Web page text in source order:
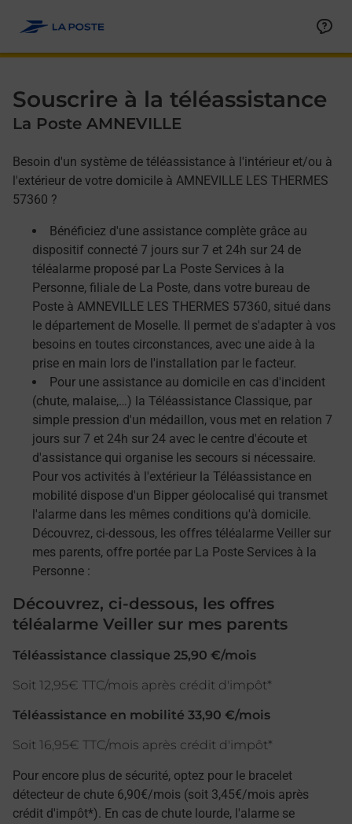
Souscrire à la téléassistance
La Poste AMNEVILLE
Besoin d'un système de téléassistance à l'intérieur et/ou à
l'extérieur de votre domicile à AMNEVILLE LES THERMES
57360 ?
Bénéficiez d'une assistance complète grâce au
dispositif connecté 7 jours sur 7 et 24h sur 24 de
téléalarme proposé par La Poste Services à la
Personne, filiale de La Poste, dans votre bureau de
Poste à AMNEVILLE LES THERMES 57360, situé dans
le département de Moselle. Il permet de s'adapter à vos
besoins en toutes circonstances, avec une aide à la
prise en main lors de l'installation par le facteur.
Pour une assistance au domicile en cas d'incident
(chute, malaise,…) la Téléassistance Classique, par
simple pression d'un médaillon, vous met en relation 7
jours sur 7 et 24h sur 24 avec le centre d'écoute et
d'assistance qui organise les secours si nécessaire.
Pour vos activités à l'extérieur la Téléassistance en
mobilité dispose d'un Bipper géolocalisé qui transmet
l'alarme dans les mêmes conditions qu'à domicile.
Découvrez, ci-dessous, les offres téléalarme Veiller sur
mes parents, offre portée par La Poste Services à la
Personne :
Découvrez, ci-dessous, les offres
téléalarme Veiller sur mes parents
Téléassistance classique 25,90 €/mois
Soit 12,95€ TTC/mois après crédit d'impôt*
Téléassistance en mobilité 33,90 €/mois
Soit 16,95€ TTC/mois après crédit d'impôt*
Pour encore plus de sécurité, optez pour le bracelet
détecteur de chute 6,90€/mois (soit 3,45€/mois après
crédit d'impôt*). En cas de chute lourde, l'alarme se